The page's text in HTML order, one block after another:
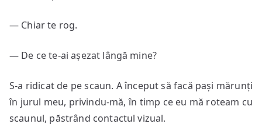
— Chiar te rog.
— De ce te-ai așezat lângă mine?
S-a ridicat de pe scaun. A început să facă pași mărunți
în jurul meu, privindu-mă, în timp ce eu mă roteam cu
scaunul, păstrând contactul vizual.